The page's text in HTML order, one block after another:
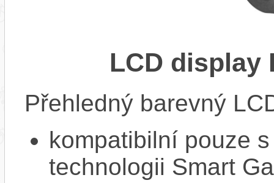
LCD display
Přehledný barevný
kompatibilní pouze
technologii Smart